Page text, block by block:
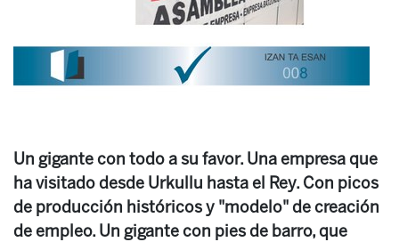
Un gigante con todo a su favor. Una empresa que
ha visitado desde Urkullu hasta el Rey. Con picos
de producción históricos y "modelo" de creación
de empleo. Un gigante con pies de barro, que